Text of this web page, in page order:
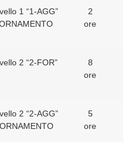
1 “1-AGG”
2
ore
2 “2-FOR”
8
ore
2 “2-AGG”
5
ore